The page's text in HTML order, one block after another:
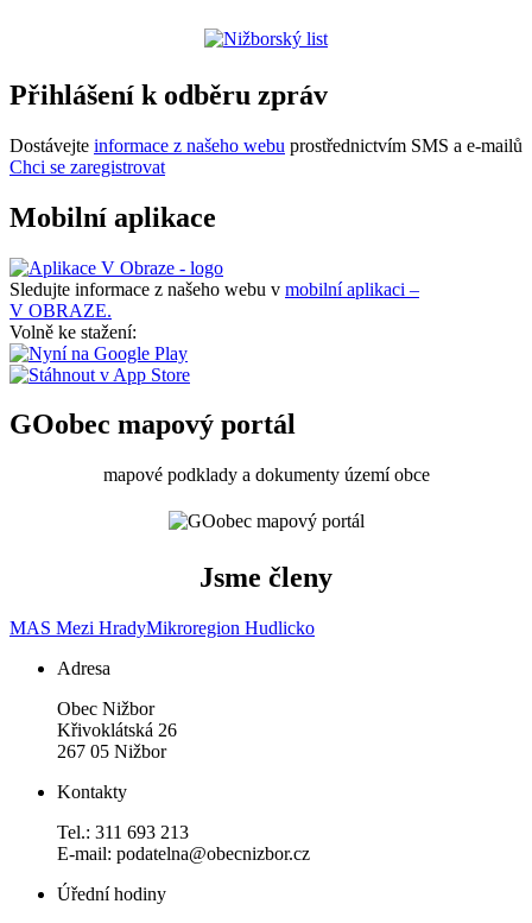
Přihlášení k odběru zpráv
Dostávejte informace z našeho webu prostřednictvím SMS a e-mailů
Chci se zaregistrovat
Mobilní aplikace
Sledujte informace z našeho webu v mobilní aplikaci –
V OBRAZE.
Volně ke stažení:
GOobec mapový portál
mapové podklady a dokumenty území obce
Jsme členy
MAS Mezi HradyMikroregion Hudlicko
Adresa
Obec Nižbor
Křivoklátská 26
267 05 Nižbor
Kontakty
Tel.: 311 693 213
E-mail: podatelna@obecnizbor.cz
Úřední hodiny